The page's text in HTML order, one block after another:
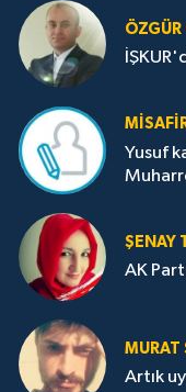
Yusuf
ŞENAY
AK
MURAT
Artık